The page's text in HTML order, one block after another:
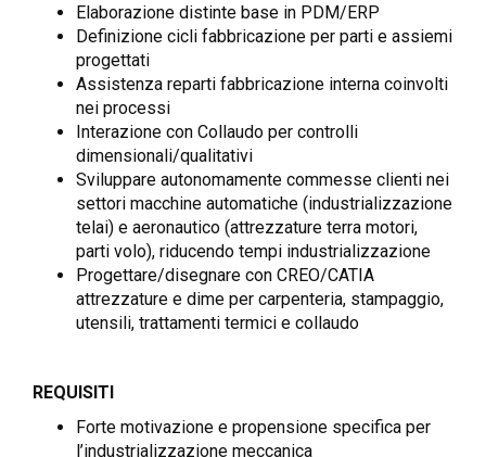
Elaborazione distinte base in PDM/ERP
Definizione cicli fabbricazione per parti e assiemi
progettati
Assistenza reparti fabbricazione interna coinvolti
nei processi
Interazione con Collaudo per controlli
dimensionali/qualitativi
Sviluppare autonomamente commesse clienti nei
settori macchine automatiche (industrializzazione
telai) e aeronautico (attrezzature terra motori,
parti volo), riducendo tempi industrializzazione
Progettare/disegnare con CREO/CATIA
attrezzature e dime per carpenteria, stampaggio,
utensili, trattamenti termici e collaudo
REQUISITI
Forte motivazione e propensione specifica per
l’industrializzazione meccanica